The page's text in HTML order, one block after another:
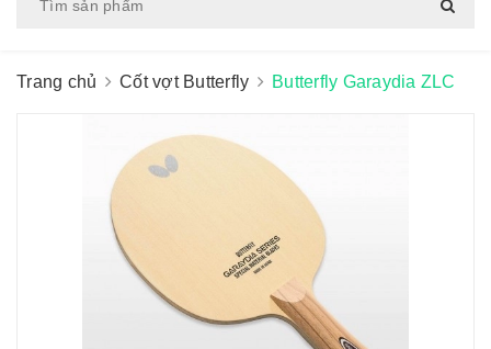
Trang chủ Cốt vợt Butterfly Butterfly Garaydia ZLC